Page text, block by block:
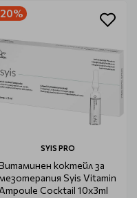
SYIS PRO
коктейл за
Syis Vitamin
Ampoule Cocktail 10х3ml